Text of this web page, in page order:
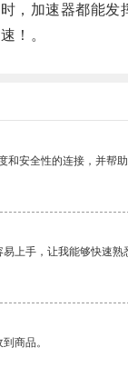
加速器都能发
！。
安全性的连接，并帮助
上手，让我能够快速熟
商品。